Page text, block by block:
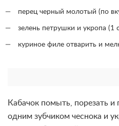
перец черный молотый (по
зелень петрушки и укропа (1
куриное филе отварить и
Кабачок помыть, порезать
одним зубчиком чеснока и